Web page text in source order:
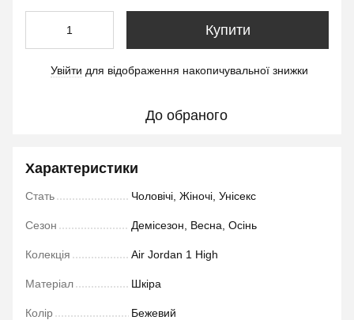
Купити
Увійти для відображення накопичувальної знижки
До обраного
Характеристики
Стать Чоловічі, Жіночі, Унісекс
Сезон Демісезон, Весна, Осінь
Колекція Air Jordan 1 High
Матеріал Шкіра
Колір Бежевий